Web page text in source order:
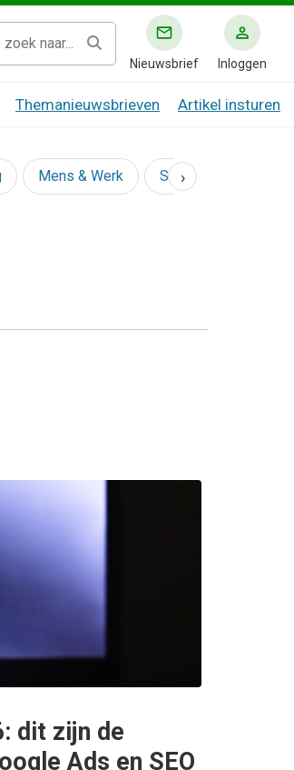
Nieuwsbrief Inloggen
Themanieuwsbrieven Artikel insturen
Mens & Werk Social
›
dit zijn de
Ads en SEO